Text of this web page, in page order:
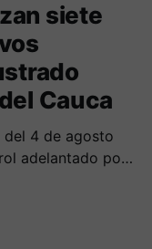
siete
Cauca
del 4 de agosto
adelantado por